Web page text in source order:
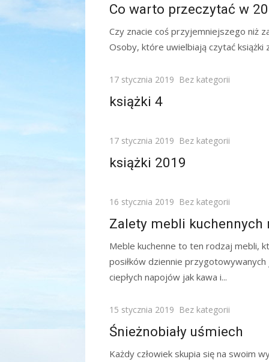
Co warto przeczytać w
Czy znacie coś przyjemniejszego niż
Osoby, które uwielbiają czytać książki
Posted
17 stycznia 2019 Bez kategorii
książki 4
Posted
17 stycznia 2019 Bez kategorii
książki 2019
Posted
16 stycznia 2019 Bez kategorii
Zalety mebli kuchennych
Meble kuchenne to ten rodzaj mebli,
posiłków dziennie
ciepłych napojów jak kawa i...
Posted
on
15 stycznia 2019 Bez kategorii
Śnieżnobiały uśmiech
Każdy człowiek skupia się na swoim